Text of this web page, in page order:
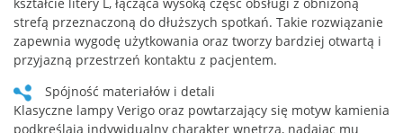
strefą przeznaczoną do dłuższych spotkań. Takie rozwiązanie
zapewnia wygodę użytkowania oraz tworzy bardziej otwartą i
przyjazną przestrzeń kontaktu z pacjentem.
Spójność materiałów i detali
Klasyczne lampy Verigo oraz powtarzający się motyw kamienia
podkreślają indywidualny charakter wnętrza, nadając mu